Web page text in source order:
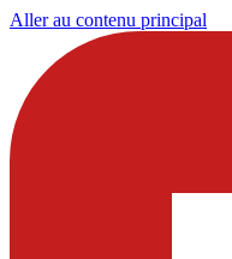
Aller au contenu principal